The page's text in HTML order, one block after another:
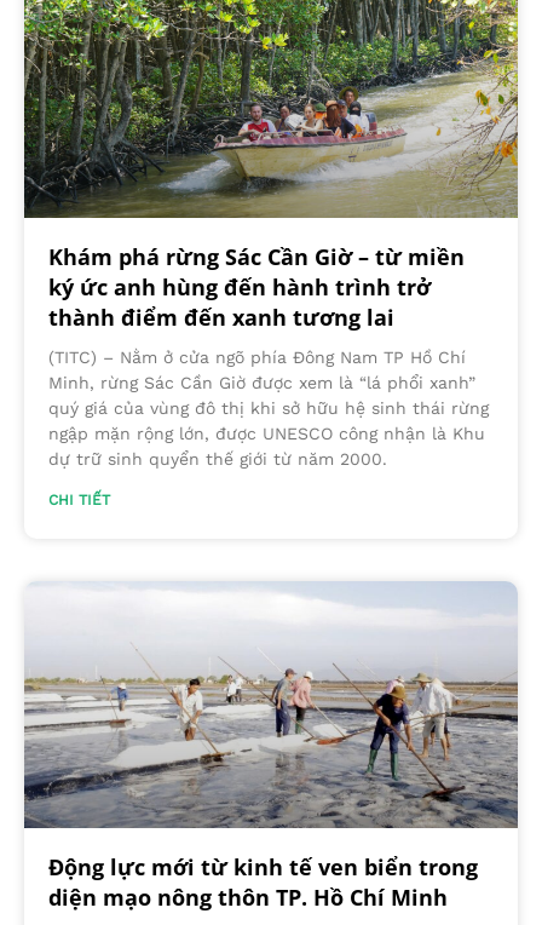
Khám phá rừng Sác Cần Giờ – từ miền
ký ức anh hùng đến hành trình trở
thành điểm đến xanh tương lai
(TITC) – Nằm ở cửa ngõ phía Đông Nam TP Hồ Chí
Minh, rừng Sác Cần Giờ được xem là “lá phổi xanh”
quý giá của vùng đô thị khi sở hữu hệ sinh thái rừng
ngập mặn rộng lớn, được UNESCO công nhận là Khu
dự trữ sinh quyển thế giới từ năm 2000.
CHI TIẾT
Động lực mới từ kinh tế ven biển trong
diện mạo nông thôn TP. Hồ Chí Minh